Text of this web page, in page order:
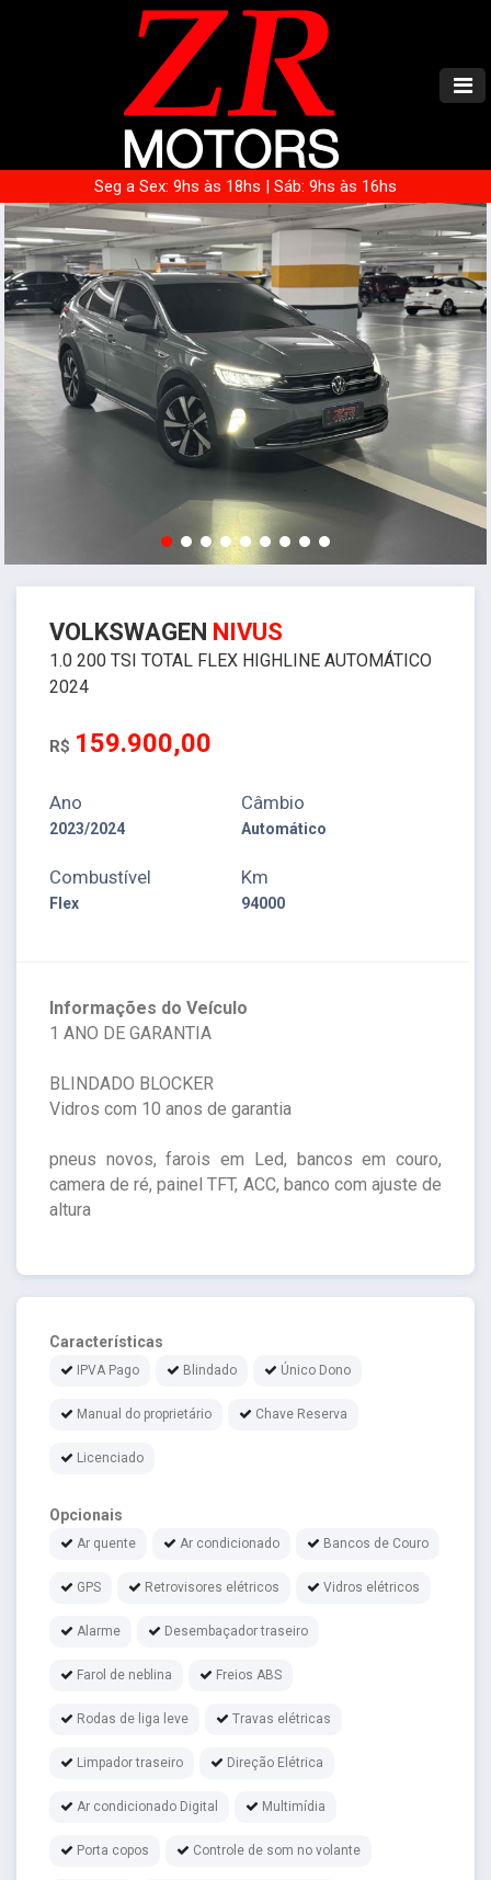
Seg a Sex: 9hs às 18hs | Sáb: 9hs às 16hs
VOLKSWAGEN NIVUS
1.0 200 TSI TOTAL FLEX HIGHLINE AUTOMÁTICO
2024
R$ 159.900,00
Ano
2023/2024
Câmbio
Automático
Combustível
Flex
Km
94000
Informações do Veículo
1 ANO DE GARANTIA
BLINDADO BLOCKER
Vidros com 10 anos de garantia
pneus novos, farois em Led, bancos em couro,
camera de ré, painel TFT, ACC, banco com ajuste de
altura
Características
IPVA Pago Blindado Único Dono
Manual do proprietário Chave Reserva
Licenciado
Opcionais
Ar quente Ar condicionado Bancos de Couro
GPS Retrovisores elétricos Vidros elétricos
Alarme Desembaçador traseiro
Farol de neblina Freios ABS
Rodas de liga leve Travas elétricas
Limpador traseiro Direção Elétrica
Ar condicionado Digital Multimídia
Porta copos Controle de som no volante